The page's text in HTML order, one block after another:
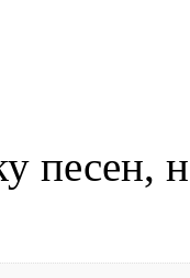
песен,